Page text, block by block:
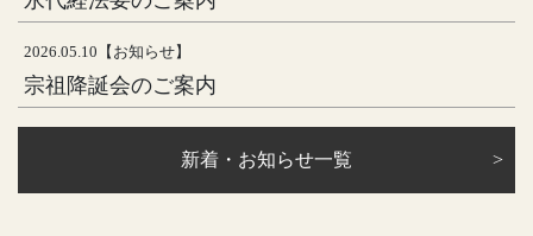
2026.05.10【お知らせ】
宗祖降誕会のご案内
新着・お知らせ一覧